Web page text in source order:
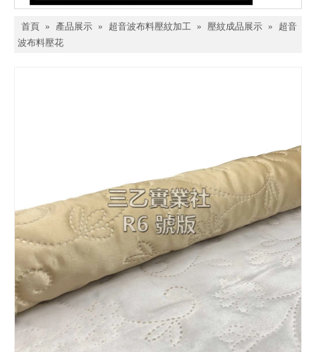
首頁 » 產品展示 » 超音波布料壓紋加工 » 壓紋成品展示 »
超音
波布料壓花